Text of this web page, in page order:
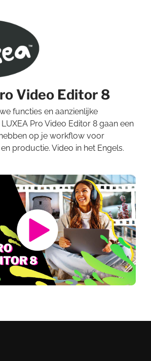
Video Editor 8
functies en aanzienlijke
Pro Video Editor 8 gaan een
op je workflow voor
productie. Video in het Engels.